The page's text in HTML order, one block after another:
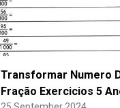
Transformar Numero
Fração Exercicios 5